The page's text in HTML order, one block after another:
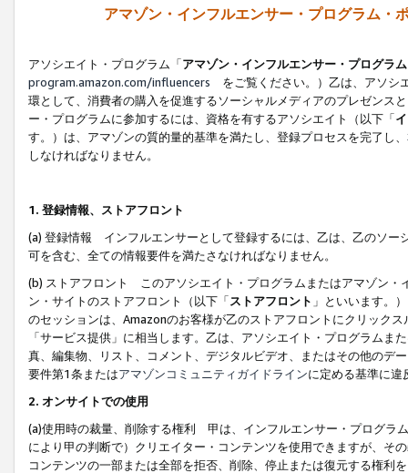
アマゾン・インフルエンサー・プログラム・
アソシエイト・プログラム「アマゾン・インフルエンサー・プログラム
program.amazon.com/influencers をご覧ください。）乙は、アソシ
環として、消費者の購入を促進するソーシャルメディアのプレゼンス
ー・プログラムに参加するには、資格を有するアソシエイト（以下「
す。）は、アマゾンの質的量的基準を満たし、登録プロセスを完了し、
しなければなりません。
1. 登録情報、ストアフロント
(a) 登録情報 インフルエンサーとして登録するには、乙は、乙のソー
可を含む、全ての情報要件を満たさなければなりません。
(b) ストアフロント このアソシエイト・プログラムまたはアマゾン・
ン・サイトのストアフロント（以下「ストアフロント 」といいます。
のセッションは、Amazonのお客様が乙のストアフロントにクリック
「サービス提供」に相当します。乙は、アソシエイト・プログラム
真、編集物、リスト、コメント、デジタルビデオ、またはその他のデ
要件第1条またはアマゾンコミュニティガイドラインに定める基準に違
2. オンサイトでの使用
(a)使用時の裁量、削除する権利 甲は、インフルエンサー・プログラ
により甲の判断で）クリエイター・コンテンツを使用できますが、そ
コンテンツの一部または全部を拒否、削除、停止または復元する権利